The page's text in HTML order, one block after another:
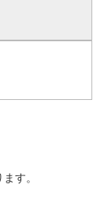
す。